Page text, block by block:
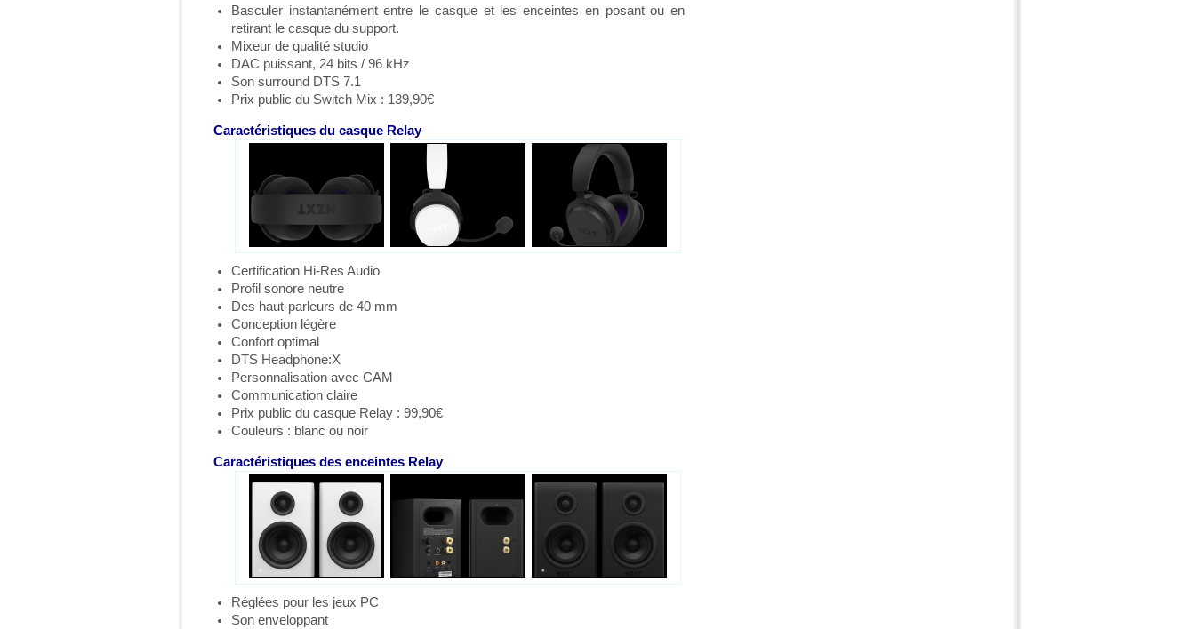
Basculer instantanément entre le casque et les enceintes en posant ou en
retirant le casque du support.
Mixeur de qualité studio
DAC puissant, 24 bits / 96 kHz
Son surround DTS 7.1
Prix public du Switch Mix : 139,90€
Caractéristiques du casque Relay
Certification Hi-Res Audio
Profil sonore neutre
Des haut-parleurs de 40 mm
Conception légère
Confort optimal
DTS Headphone:X
Personnalisation avec CAM
Communication claire
Prix public du casque Relay : 99,90€
Couleurs : blanc ou noir
Caractéristiques des enceintes Relay
Réglées pour les jeux PC
Son enveloppant